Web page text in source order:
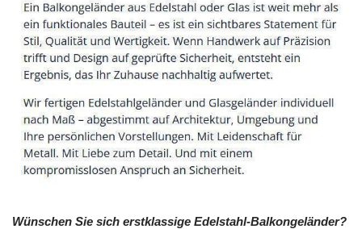
Wünschen Sie sich erstklassige Edelstahl-Balkongeländer?